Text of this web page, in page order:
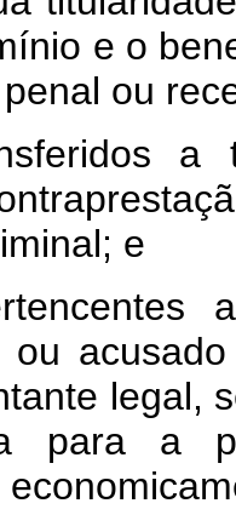
e o
ou
a
e
ou
legal,
para a